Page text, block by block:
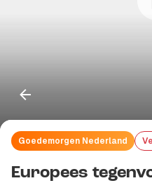
Goedemorgen Nederland
Europees